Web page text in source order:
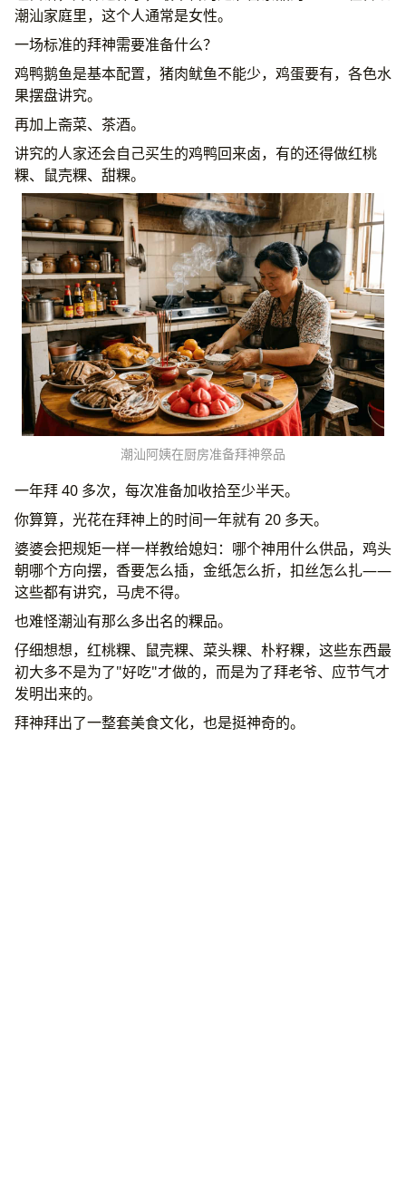
潮汕家庭里，这个人通常是女性。
一场标准的拜神需要准备什么？
鸡鸭鹅鱼是基本配置，猪肉鱿鱼不能少，鸡蛋要有，各色水
果摆盘讲究。
再加上斋菜、茶酒。
讲究的人家还会自己买生的鸡鸭回来卤，有的还得做红桃
粿、鼠壳粿、甜粿。
潮汕阿姨在厨房准备拜神祭品
一年拜 40 多次，每次准备加收拾至少半天。
你算算，光花在拜神上的时间一年就有 20 多天。
婆婆会把规矩一样一样教给媳妇：哪个神用什么供品，鸡头
朝哪个方向摆，香要怎么插，金纸怎么折，扣丝怎么扎——
这些都有讲究，马虎不得。
也难怪潮汕有那么多出名的粿品。
仔细想想，红桃粿、鼠壳粿、菜头粿、朴籽粿，这些东西最
初大多不是为了"好吃"才做的，而是为了拜老爷、应节气才
发明出来的。
拜神拜出了一整套美食文化，也是挺神奇的。